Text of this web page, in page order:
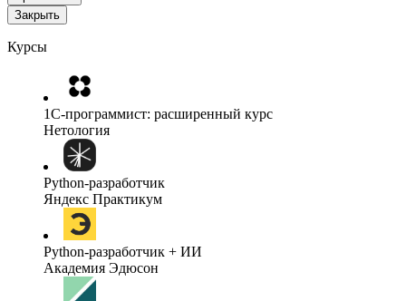
Закрыть
Курсы
1C-программист: расширенный курс
Нетология
Python-разработчик
Яндекс Практикум
Python-разработчик + ИИ
Академия Эдюсон